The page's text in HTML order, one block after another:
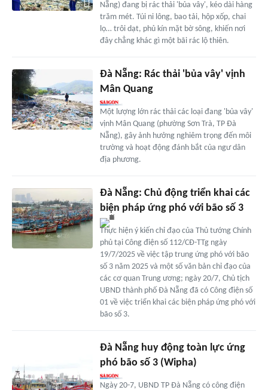
Nẵng) đang bị rác thải 'bủa vây', kéo dài hàng
trăm mét. Túi ni lông, bao tải, hộp xốp, chai
lọ… trôi dạt, phủ kín mặt bờ sông, khiến nơi
đây chẳng khác gì một bãi rác lộ thiên.
Đà Nẵng: Rác thải 'bủa vây' vịnh
Mân Quang
Một lượng lớn rác thải các loại đang 'bủa vây'
vịnh Mân Quang (phường Sơn Trà, TP Đà
Nẵng), gây ảnh hưởng nghiêm trọng đến môi
trường và hoạt động đánh bắt của ngư dân
địa phương.
Đà Nẵng: Chủ động triển khai các
biện pháp ứng phó với bão số 3
Thực hiện ý kiến chỉ đạo của Thủ tướng Chính
phủ tại Công điện số 112/CĐ-TTg ngày
19/7/2025 về việc tập trung ứng phó với bão
số 3 năm 2025 và một số văn bản chỉ đạo của
các cơ quan Trung ương; ngày 20/7, Chủ tịch
UBND thành phố Đà Nẵng đã có Công điện số
01 về việc triển khai các biện pháp ứng phó với
bão số 3.
Đà Nẵng huy động toàn lực ứng
phó bão số 3 (Wipha)
Ngày 20-7, UBND TP Đà Nẵng có công điện